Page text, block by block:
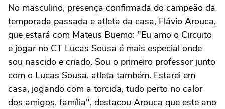
No masculino, presença confirmada do campeão da
temporada passada e atleta da casa, Flávio Arouca,
que estará com Mateus Buemo: "Eu amo o Circuito
e jogar no CT Lucas Sousa é mais especial onde
sou nascido e criado. Sou o primeiro professor junto
com o Lucas Sousa, atleta também. Estarei em
casa, jogando com a torcida, tudo perto no calor
dos amigos, família", destacou Arouca que este ano